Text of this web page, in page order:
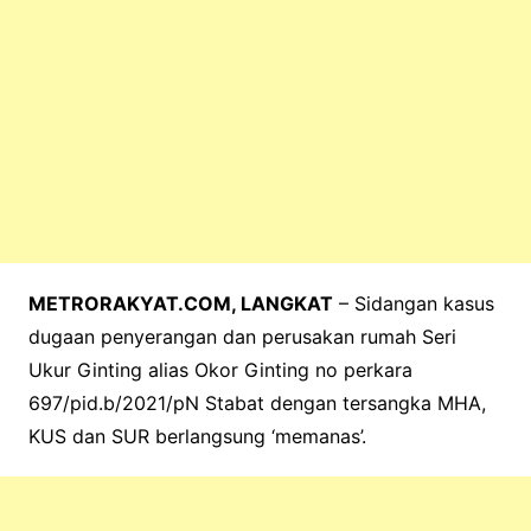
METRORAKYAT.COM, LANGKAT– Sidangan kasus
dugaan penyerangan dan perusakan rumah Seri
Ukur Ginting alias Okor Ginting no perkara
697/pid.b/2021/pN Stabat dengan tersangka MHA,
KUS dan SUR berlangsung ‘memanas’.